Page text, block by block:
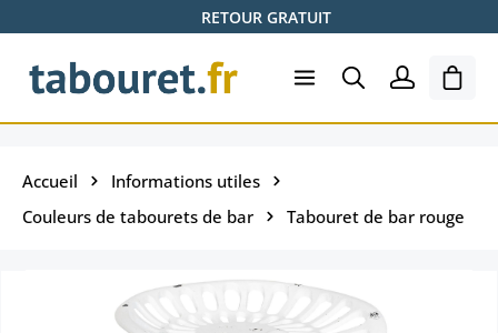
Passer au contenu principalRETOUR GRATUIT
Le
Accueil
Informations utiles
Couleurs de tabourets de bar
Tabouret de bar rouge